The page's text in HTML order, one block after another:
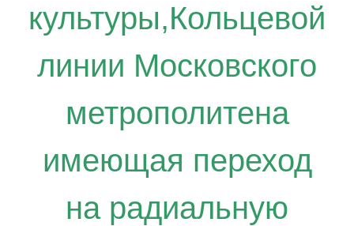
культуры,Кольцевой
линии Московского
метрополитена
имеющая переход
на радиальную